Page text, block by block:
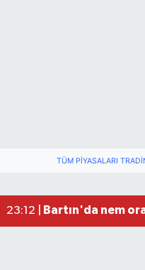
TÜM PIYASALARI
23:12 |
Bartın'da nem